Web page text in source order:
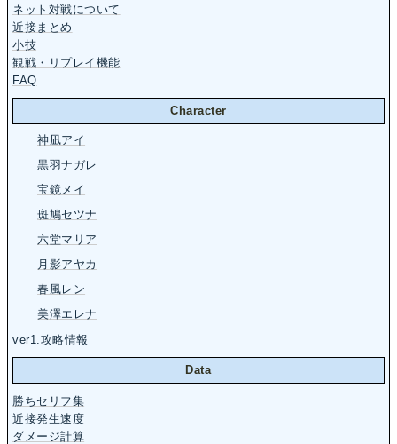
ネット対戦について
近接まとめ
小技
観戦・リプレイ機能
FAQ
Character
神凪アイ
黒羽ナガレ
宝鏡メイ
斑鳩セツナ
六堂マリア
月影アヤカ
春風レン
美澤エレナ
ver1.攻略情報
Data
勝ちセリフ集
近接発生速度
ダメージ計算